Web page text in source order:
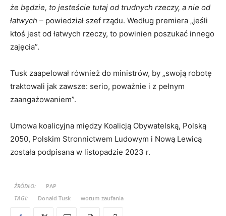
że będzie, to jesteście tutaj od trudnych rzeczy, a nie od
łatwych – powiedział szef rządu. Według premiera „jeśli
ktoś jest od łatwych rzeczy, to powinien poszukać innego
zajęcia”.
Tusk zaapelował również do ministrów, by „swoją robotę
traktowali jak zawsze: serio, poważnie i z pełnym
zaangażowaniem”.
Umowa koalicyjna między Koalicją Obywatelską, Polską
2050, Polskim Stronnictwem Ludowym i Nową Lewicą
została podpisana w listopadzie 2023 r.
ŹRÓDŁO:
PAP
TAGI:
Donald Tusk wotum zaufania